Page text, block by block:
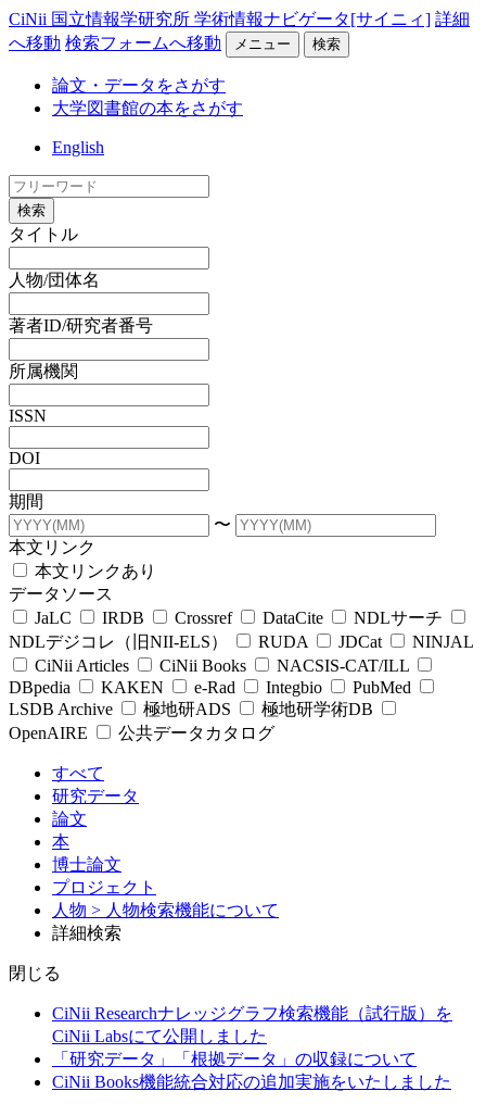
CiNii 国立情報学研究所 学術情報ナビゲータ[サイニィ] 詳細
へ移動 検索フォームへ移動 メニュー 検索
論文・データをさがす
大学図書館の本をさがす
English
検索
タイトル
人物/団体名
著者ID/研究者番号
所属機関
ISSN
DOI
期間
〜
本文リンク
本文リンクあり
データソース
JaLC
IRDB Crossref DataCite
NDLサーチ
NDLデジコレ（旧NII-ELS）
RUDA JDCat
NINJAL
CiNii Articles
CiNii Books
NACSIS-CAT/ILL
DBpedia
KAKEN e-Rad Integbio
PubMed
LSDB Archive
極地研ADS
極地研学術DB
OpenAIRE
公共データカタログ
すべて
研究データ
論文
本
博士論文
プロジェクト
人物 > 人物検索機能について
詳細検索
閉じる
CiNii Researchナレッジグラフ検索機能（試行版）を
CiNii Labsにて公開しました
「研究データ」「根拠データ」の収録について
CiNii Books機能統合対応の追加実施をいたしました